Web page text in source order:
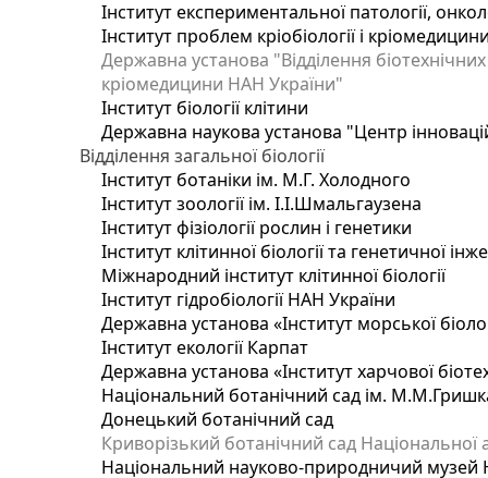
Інститут експериментальної патології,
Інститут проблем кріобіології і
Державна установа "Відділення
кріомедицини НАН України"
Інститут біології клітини
Державна наукова установа "Центр
Відділення загальної біології
Інститут ботаніки ім. М.Г. Холодного
Інститут зоології ім. І.І.Шмальгаузена
Інститут фізіології рослин і генетики
Інститут клітинної біології та генетичної
Міжнародний інститут клітинної біології
Інститут гідробіології НАН України
Державна установа «Інститут морської
Інститут екології Карпат
Державна установа «Інститут харчової
Національний ботанічний сад ім.
Донецький ботанічний сад
Криворізький ботанічний сад Національної
Національний науково-природничий музей